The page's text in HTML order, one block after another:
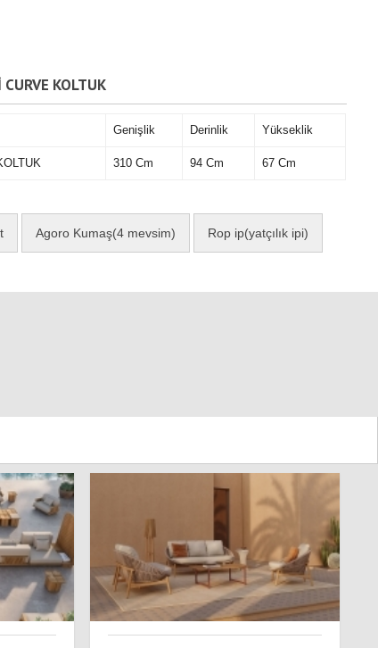
KOLTUK
Genişlik Derinlik Yükseklik
310 Cm 94 Cm 67 Cm
Agoro Kumaş(4 mevsim) Rop ip(yatçılık ipi)